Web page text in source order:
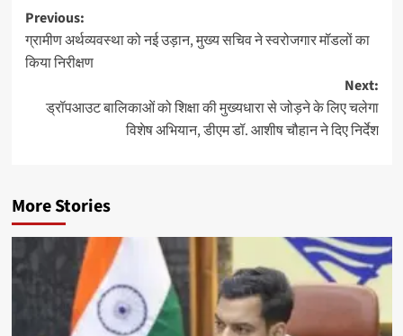
Post
navigation
Previous:
ग्रामीण अर्थव्यवस्था को नई उड़ान, मुख्य सचिव ने स्वरोजगार मॉडलों का
किया निरीक्षण
Next:
ड्रॉपआउट बालिकाओं को शिक्षा की मुख्यधारा से जोड़ने के लिए चलेगा
विशेष अभियान, डीएम डॉ. आशीष चौहान ने दिए निर्देश
More Stories